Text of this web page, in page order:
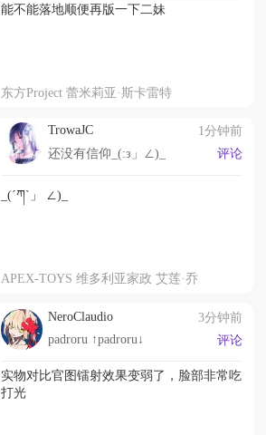
能不能落地顺便再版一下二妹
东方Project 蕾米莉亚·斯卡雷特
TrowaJC
1分钟前
还没有信仰_(:з」∠)_
评论
_(´ཀ`」 ∠)_
APEX-TOYS 维多利亚家政 艾莲·乔
NeroClaudio
3分钟前
padroru ↑padroru↓
评论
实物对比官图镭射效果变弱了，脸部非常吃
打光